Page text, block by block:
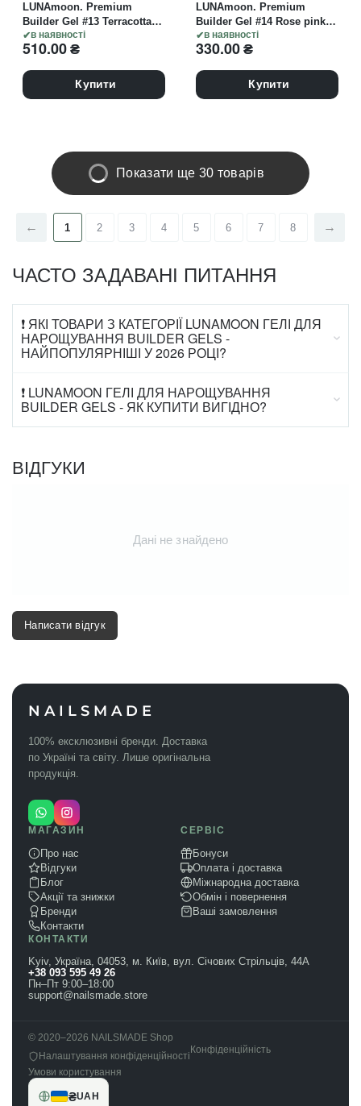
ЧАСТО ЗАДАВАНІ ПИТАННЯ
❗ ЯКІ ТОВАРИ З КАТЕГОРІЇ LUNAMOON ГЕЛІ ДЛЯ
НАРОЩУВАННЯ BUILDER GELS -
НАЙПОПУЛЯРНІШІ У 2026 РОЦІ?
❗ LUNAMOON ГЕЛІ ДЛЯ НАРОЩУВАННЯ
BUILDER GELS - ЯК КУПИТИ ВИГІДНО?
в наявності
LUNAmoon. Premium
Builder Gel #13 Terracotta,
30 ml, моделюючий гель
510.00₴
Купити
в наявності
LUNAmoon. Premium
Builder Gel #14 Rose pink,
15 ml, гель моделюючий,
червоно-рожевий
330.00₴
Купити
Показати ще 30 товарів
1 2 3 4 5 6 7 8
ВІДГУКИ
Дані не знайдено
Написати відгук
NAILSMADE
100% ексклюзивні бренди. Доставка
по Україні та світу. Лише оригінальна
продукція.
МАГАЗИН
Про нас
Відгуки
Блог
Акції та знижки
Бренди
Контакти
СЕРВІС
Бонуси
Оплата і доставка
Міжнародна доставка
Обмін і повернення
Ваші замовлення
КОНТАКТИ
Kyiv, Україна, 04053, м. Київ, вул. Січових Стрільців, 44А
+38 093 595 49 26
Пн–Пт 9:00–18:00
support@nailsmade.store
© 2020–2026 NAILSMADE Shop
Налаштування конфіденційності
Конфіденційність
Умови користування
₴UAH